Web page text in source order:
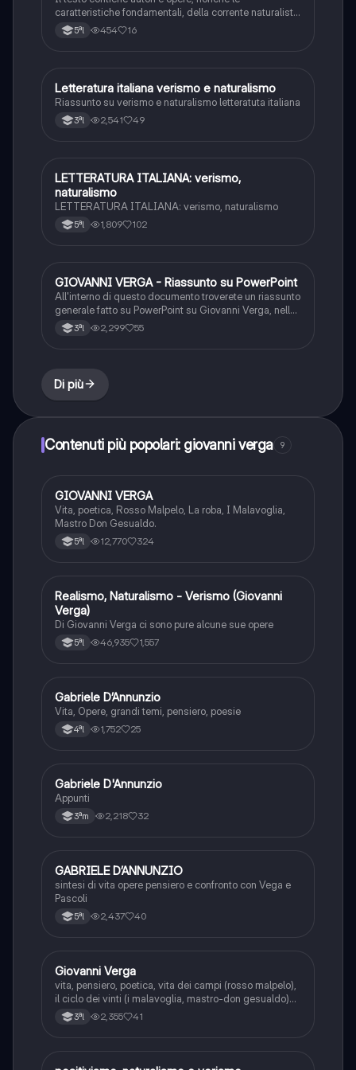
caratteristiche fondamentali, della corrente naturalista.
Il file è integrato con appunti presi a lezione
5ªl 454 16
Italiano
Letteratura italiana verismo e naturalismo
Riassunto su verismo e naturalismo letteratuta italiana
3ªl 2,541 49
Italiano
LETTERATURA ITALIANA: verismo,
naturalismo
LETTERATURA ITALIANA: verismo, naturalismo
5ªl 1,809 102
Italiano
GIOVANNI VERGA - Riassunto su PowerPoint
All'interno di questo documento troverete un riassunto
generale fatto su PowerPoint su Giovanni Verga, nello
specifico: Vita, Firenze, Milano, Il ritorno in Sicilia,
Tecniche narratologiche, La poetica, I Malavoglia e
3ªl 2,299 55
Di più
Contenuti più popolari: giovanni verga 9
Italiano
GIOVANNI VERGA
Vita, poetica, Rosso Malpelo, La roba, I Malavoglia,
Mastro Don Gesualdo.
5ªl 12,770 324
Italiano
Realismo, Naturalismo - Verismo (Giovanni
Verga)
Di Giovanni Verga ci sono pure alcune sue opere
5ªl 46,935 1,557
Italiano
Gabriele D’Annunzio
Vita, Opere, grandi temi, pensiero, poesie
4ªl 1,752 25
Italiano
Gabriele D'Annunzio
Appunti
3ªm 2,218 32
Italiano
GABRIELE D’ANNUNZIO
sintesi di vita opere pensiero e confronto con Vega e
Pascoli
5ªl 2,437 40
Italiano
Giovanni Verga
vita, pensiero, poetica, vita dei campi (rosso malpelo),
il ciclo dei vinti (i malavoglia, mastro-don gesualdo)
novelle rusticane (libertà, la roba), novelle
scampigliate (eros, eva e tigre reale).
3ªl 2,355 41